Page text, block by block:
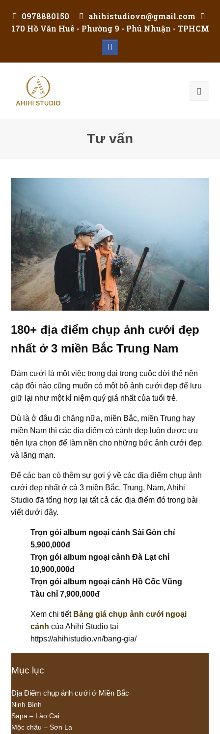
0978880150
ahihistudiovn@gmail.com
170 Hồ Văn Huê - Phường 9 - Phú Nhuận - TPHCM
Tư vấn
180+ địa điểm chụp ảnh cưới đẹp
nhất ở 3 miền Bắc Trung Nam
Đám cưới là một việc trọng đại trong cuộc đời thế nên
cặp đôi nào cũng muốn có một bộ ảnh cưới đẹp để lưu
giữ lại như một kỉ niệm quý giá nhất của tuổi trẻ.
​Dù là ở đâu đi chăng nữa, miền Bắc, miền Trung hay
miền Nam thì các địa điểm có cảnh đẹp luôn được ưu
tiên lựa chọn để làm nền cho những bức ảnh cưới đẹp
và lãng mạn.
Để các bạn có thêm sự gợi ý về các địa điểm chụp ảnh
cưới đẹp nhất ở cả 3 miền Bắc, Trung, Nam, Ahihi
Studio đã tổng hợp lại tất cả các địa điểm đó trong bài
viết dưới đây.
Trọn gói album ngoại cảnh Sài Gòn chỉ
5,900,000đ
Trọn gói album ngoại cảnh Đà Lạt chỉ
10,900,000đ
Trọn gói album ngoại cảnh Hồ Cốc Vũng
Tàu chỉ 7,900,000đ
Xem chi tiết Bảng giá chụp ảnh cưới ngoại
cảnh của Ahihi Studio tại
https://ahihistudio.vn/bang-gia/
Mục lục
Địa Điểm chụp ảnh cưới ở Miền Bắc
Ninh Bình
Sapa – Lào Cai
Mộc châu – Sơn La